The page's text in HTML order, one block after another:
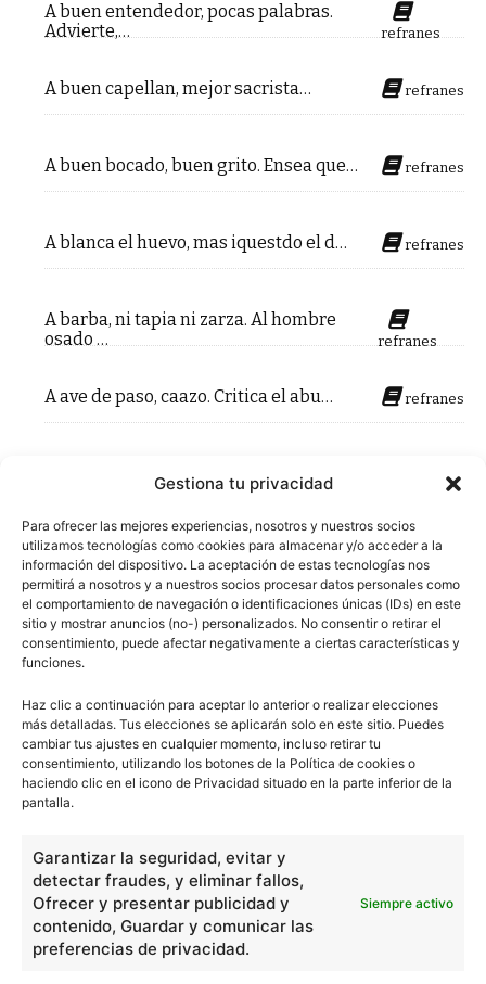
Gestiona tu privacidad
Para ofrecer las mejores experiencias, nosotros y nuestros socios
utilizamos tecnologías como cookies para almacenar y/o acceder a la
información del dispositivo. La aceptación de estas tecnologías nos
permitirá a nosotros y a nuestros socios procesar datos personales como
el comportamiento de navegación o identificaciones únicas (IDs) en este
sitio y mostrar anuncios (no-) personalizados. No consentir o retirar el
consentimiento, puede afectar negativamente a ciertas características y
funciones.
Haz clic a continuación para aceptar lo anterior o realizar elecciones
más detalladas. Tus elecciones se aplicarán solo en este sitio. Puedes
cambiar tus ajustes en cualquier momento, incluso retirar tu
consentimiento, utilizando los botones de la Política de cookies o
haciendo clic en el icono de Privacidad situado en la parte inferior de la
pantalla.
Garantizar la seguridad, evitar y
detectar fraudes, y eliminar fallos,
Ofrecer y presentar publicidad y
contenido, Guardar y comunicar las
preferencias de privacidad.
Siempre activo
A buen entendedor, pocas palabras.
Advierte,…
refranes
A buen capellan, mejor sacrista… refranes
A buen bocado, buen grito. Ensea que… refranes
A blanca el huevo, mas iquestdo el d… refranes
A barba, ni tapia ni zarza. Al hombre
osado …
refranes
A ave de paso, caazo. Critica el abu… refranes
133 134 135
138 139 140 141 142 143 144
146 147 148